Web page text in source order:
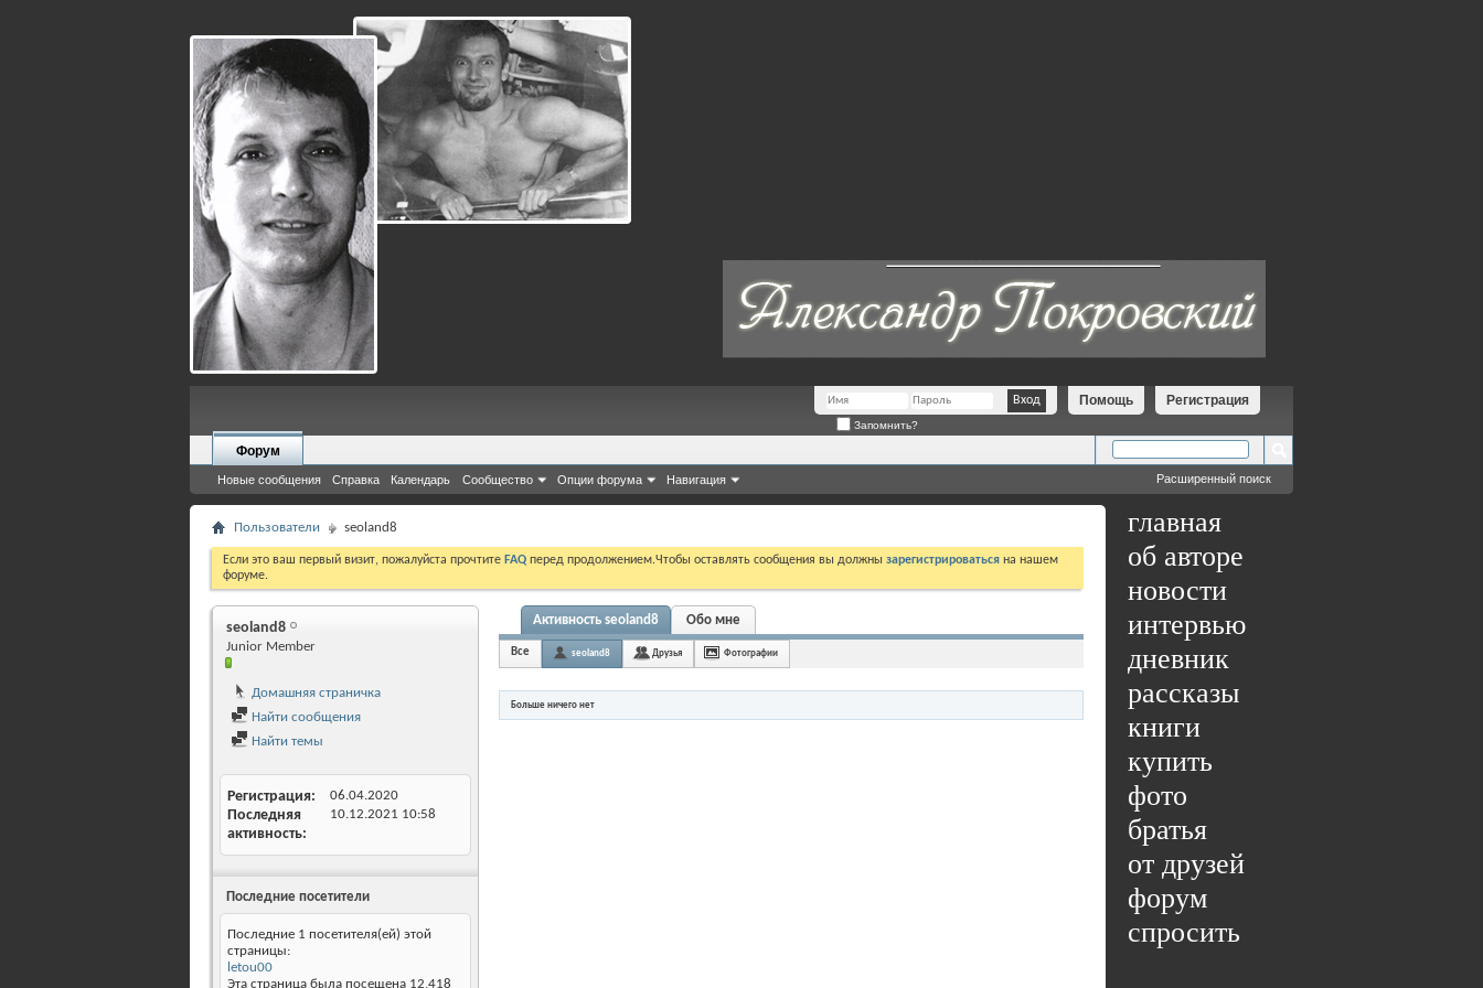
Регистрация
Помощь
Запомнить?
Форум
Новые сообщения Справка Календарь Сообщество Опции форума Навигация Расширенный поиск
главная
об авторе
новости
интервью
дневник
рассказы
книги
купить
фото
братья
от друзей
форум
спросить
Пользователи seoland8
Если это ваш первый визит, пожалуйста прочтите FAQ перед продолжением.Чтобы оставлять сообщения вы должны зарегистрироваться на нашем
форуме.
seoland8
Junior Member
Домашняя страничка
Найти сообщения
Найти темы
Регистрация 06.04.2020
Последняя
активность
10.12.2021 10:58
Последние посетители
Последние 1 посетителя(ей) этой
страницы:
letou00
Эта страница была посещена 12,418
Активность seoland8 Обо мне
Все seoland8 Друзья Фотографии
Больше ничего нет